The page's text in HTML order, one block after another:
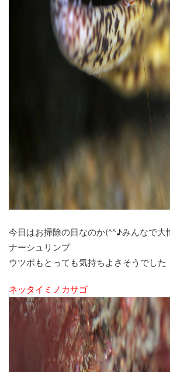
今日はお掃除の日なのか(^^♪みんなで大
ナーシュリンプ
ウツボもとっても気持ちよさそうでした
ネッタイミノカサゴ